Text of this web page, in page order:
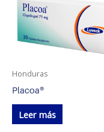
Honduras
Placoa®
Leer más